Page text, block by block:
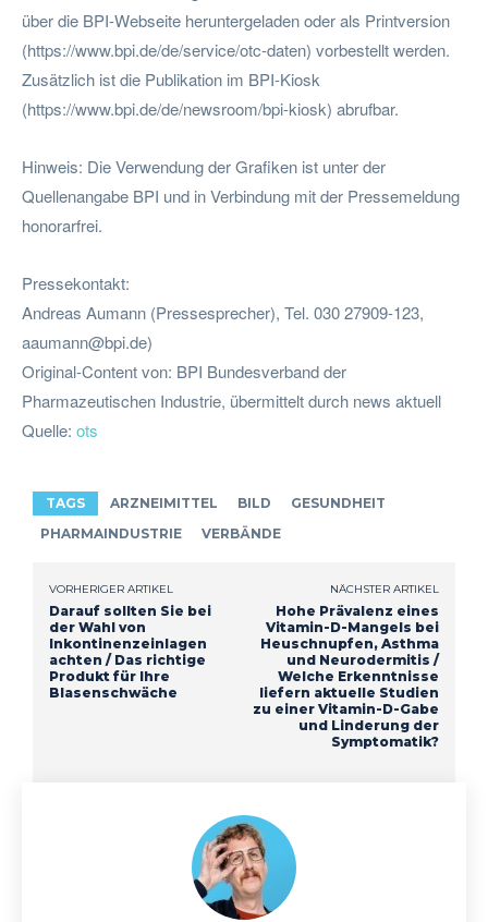
über die BPI-Webseite heruntergeladen oder als Printversion
(https://www.bpi.de/de/service/otc-daten) vorbestellt werden.
Zusätzlich ist die Publikation im BPI-Kiosk
(https://www.bpi.de/de/newsroom/bpi-kiosk) abrufbar.
Hinweis: Die Verwendung der Grafiken ist unter der
Quellenangabe BPI und in Verbindung mit der Pressemeldung
honorarfrei.
Pressekontakt:
Andreas Aumann (Pressesprecher), Tel. 030 27909-123,
aaumann@bpi.de)
Original-Content von: BPI Bundesverband der
Pharmazeutischen Industrie, übermittelt durch news aktuell
Quelle: ots
TAGS ARZNEIMITTEL BILD
GESUNDHEIT
PHARMAINDUSTRIE
VERBÄNDE
VORHERIGER ARTIKEL
Darauf sollten Sie bei
der Wahl von
Inkontinenzeinlagen
achten / Das richtige
Produkt für Ihre
Blasenschwäche
NÄCHSTER ARTIKEL
Hohe Prävalenz eines
Vitamin-D-Mangels bei
Heuschnupfen, Asthma
und Neurodermitis /
Welche Erkenntnisse
liefern aktuelle Studien
zu einer Vitamin-D-Gabe
und Linderung der
Symptomatik?